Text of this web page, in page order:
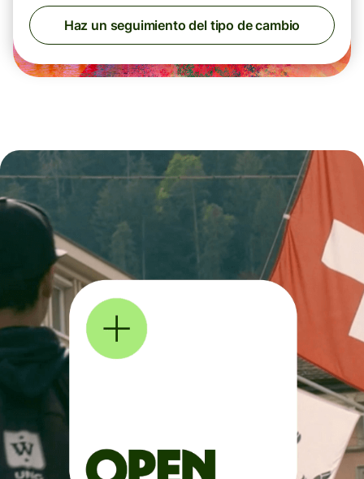
Haz un seguimiento del tipo de cambio